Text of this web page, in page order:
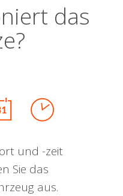
das
und -zeit
Sie das
aus.